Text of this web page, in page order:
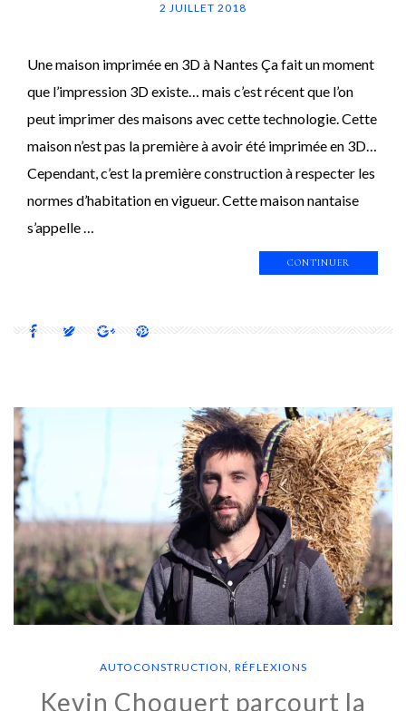
2 JUILLET 2018
Une maison imprimée en 3D à Nantes Ça fait un moment
que l’impression 3D existe… mais c’est récent que l’on
peut imprimer des maisons avec cette technologie. Cette
maison n’est pas la première à avoir été imprimée en 3D…
Cependant, c’est la première construction à respecter les
normes d’habitation en vigueur. Cette maison nantaise
s’appelle …
CONTINUER
AUTOCONSTRUCTION RÉFLEXIONS
Kevin Choquert parcourt la